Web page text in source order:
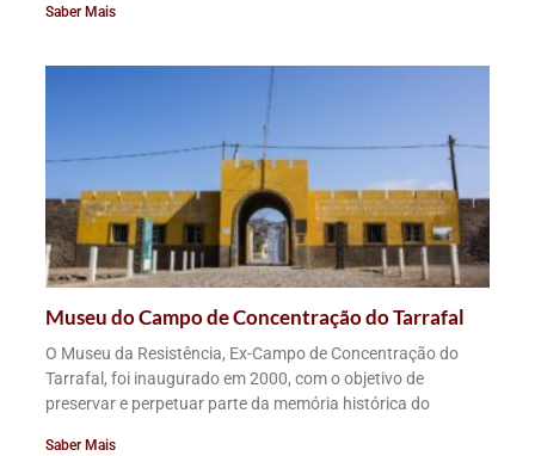
Saber Mais
Museu do Campo de Concentração do Tarrafal
O Museu da Resistência, Ex-Campo de Concentração do
Tarrafal, foi inaugurado em 2000, com o objetivo de
preservar e perpetuar parte da memória histórica do
Saber Mais